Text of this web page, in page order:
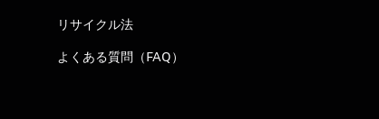
リサイクル法
よくある質問（FAQ）